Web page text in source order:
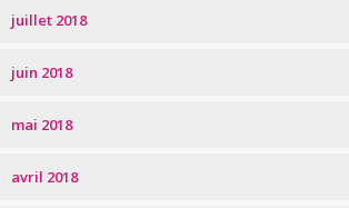
juillet 2018
juin 2018
mai 2018
avril 2018